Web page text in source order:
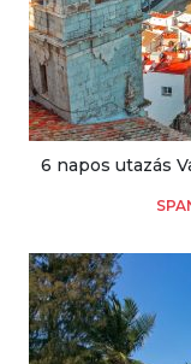
6 napos utazás